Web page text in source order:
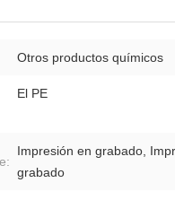
Otros productos químicos
El PE
Impresión en grabado,
grabado